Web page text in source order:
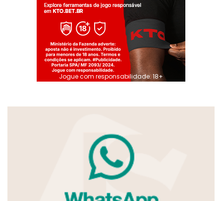
Jogue com responsabilidade. 18+